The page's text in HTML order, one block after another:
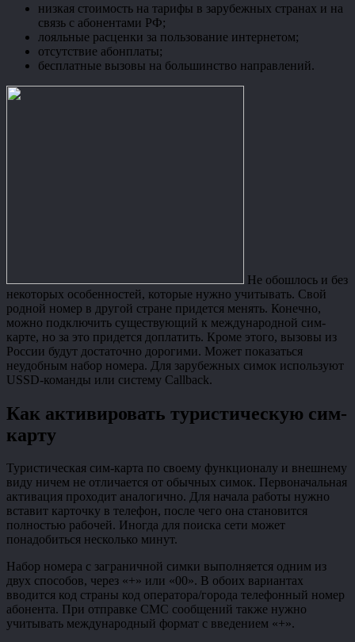
низкая стоимость на тарифы в зарубежных странах и на
связь с абонентами РФ;
лояльные расценки за пользование интернетом;
отсутствие абонплаты;
бесплатные вызовы на большинство направлений.
Не обошлось и без
некоторых особенностей, которые нужно учитывать. Свой
родной номер в другой стране придется менять. Конечно,
можно подключить существующий к международной сим-
карте, но за это придется доплатить. Кроме этого, вызовы из
России будут достаточно дорогими. Может показаться
неудобным набор номера. Для зарубежных симок используют
USSD-команды или систему Callback.
Как активировать туристическую сим-
карту
Туристическая сим-карта по своему функционалу и внешнему
виду ничем не отличается от обычных симок. Первоначальная
активация проходит аналогично. Для начала работы нужно
вставит карточку в телефон, после чего она становится
полностью рабочей. Иногда для поиска сети может
понадобиться несколько минут.
Набор номера с заграничной симки выполняется одним из
двух способов, через «+» или «00». В обоих вариантах
вводится код страны код оператора/города телефонный номер
абонента. При отправке СМС сообщений также нужно
учитывать международный формат с введением «+».